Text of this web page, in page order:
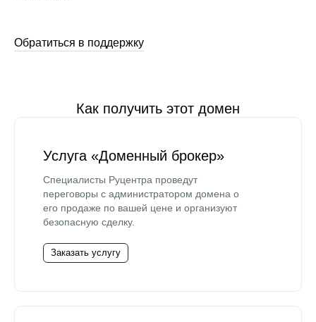
Обратиться в поддержку
Как получить этот домен
Услуга «Доменный брокер»
Специалисты Руцентра проведут
переговоры с администратором домена о
его продаже по вашей цене и организуют
безопасную сделку.
Заказать услугу